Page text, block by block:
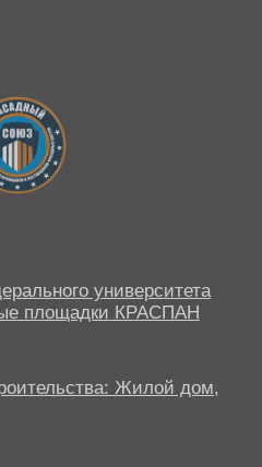
университета
площадки КРАСПАН
Жилой дом,